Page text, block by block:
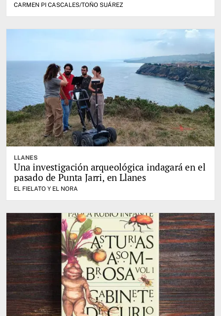
CARMEN PI CASCALES/TOÑO SUÁREZ
LLANES
Una investigación arqueológica indagará en el
pasado de Punta Jarri, en Llanes
EL FIELATO Y EL NORA